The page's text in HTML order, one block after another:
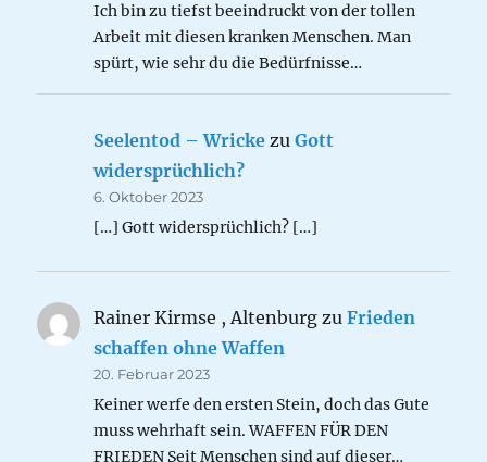
Ich bin zu tiefst beeindruckt von der tollen
Arbeit mit diesen kranken Menschen. Man
spürt, wie sehr du die Bedürfnisse…
Seelentod – Wricke zuGott
widersprüchlich?
6. Oktober 2023
[…] Gott widersprüchlich? […]
Rainer Kirmse , Altenburg zuFrieden
schaffen ohne Waffen
20. Februar 2023
Keiner werfe den ersten Stein, doch das Gute
muss wehrhaft sein. WAFFEN FÜR DEN
FRIEDEN Seit Menschen sind auf dieser…